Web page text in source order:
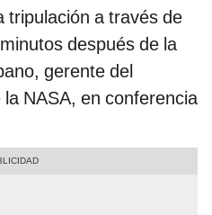
tripulación a través de
después de la
gerente del
NASA, en conferencia